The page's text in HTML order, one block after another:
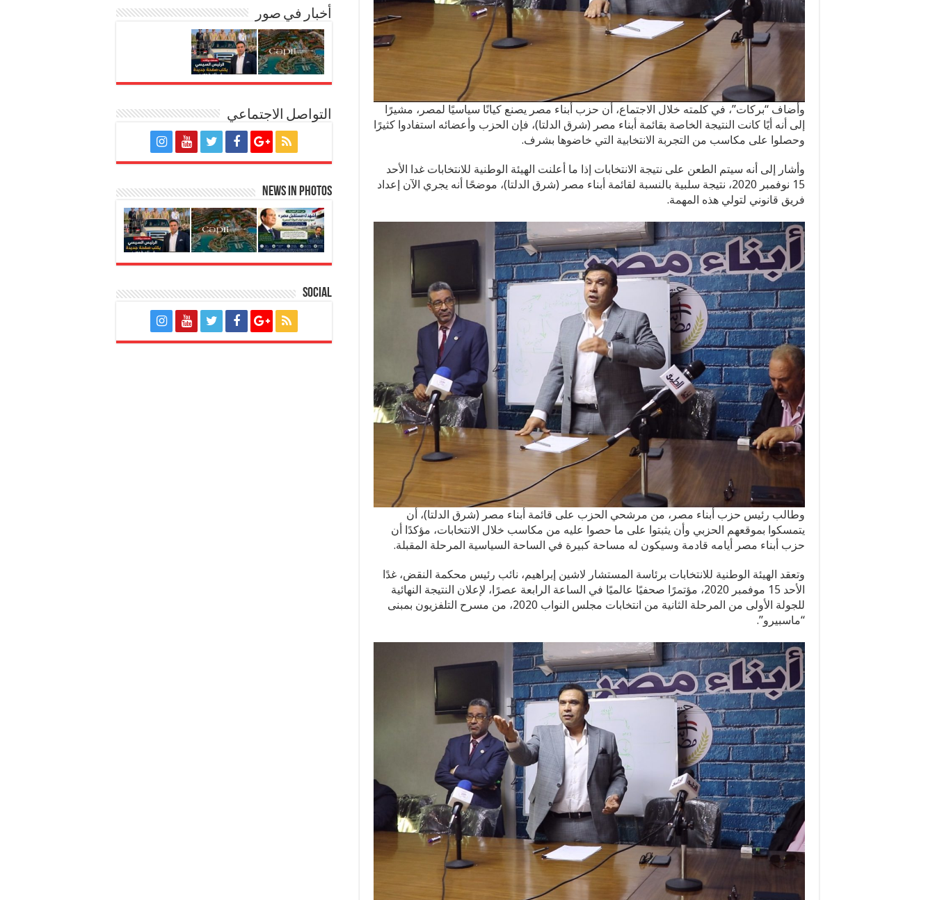
وأضاف “بركات”، في كلمته خلال الاجتماع، أن حزب أبناء مصر يصنع كيانًا سياسيًا لمصر، مشيرًا
إلى أنه أيًا كانت النتيجة الخاصة بقائمة أبناء مصر (شرق الدلتا)، فإن الحزب وأعضائه استفادوا كثيرًا
وحصلوا على مكاسب من التجربة الانتخابية التي خاضوها بشرف.
وأشار إلى أنه سيتم الطعن على نتيجة الانتخابات إذا ما أعلنت الهيئة الوطنية للانتخابات غدا الأحد
15 نوفمبر 2020، نتيجة سلبية بالنسبة لقائمة أبناء مصر (شرق الدلتا)، موضحًا أنه يجري الآن إعداد
فريق قانوني لتولي هذه المهمة.
وطالب رئيس حزب أبناء مصر، من مرشحي الحزب على قائمة أبناء مصر (شرق الدلتا)، أن
يتمسكوا بموقعهم الحزبي وأن يثبتوا على ما حصوا عليه من مكاسب خلال الانتخابات، مؤكدًا أن
حزب أبناء مصر أيامه قادمة وسيكون له مساحة كبيرة في الساحة السياسية المرحلة المقبلة.
وتعقد الهيئة الوطنية للانتخابات برئاسة المستشار لاشين إبراهيم، نائب رئيس محكمة النقض، غدًا
الأحد 15 موفمبر 2020، مؤتمرًا صحفيًا عالميًا في الساعة الرابعة عصرًا، لإعلان النتيجة النهائية
للجولة الأولى من المرحلة الثانية من انتخابات مجلس النواب 2020، من مسرح التلفزيون بمبنى
“ماسبيرو”.
أخبار في صور
التواصل الاجتماعي
News in Photos
Social